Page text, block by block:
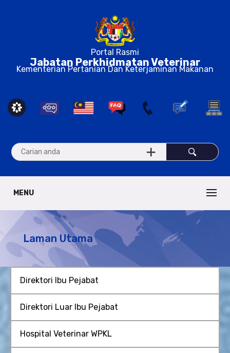
Portal Rasmi
Jabatan Perkhidmatan Veterinar
Kementerian Pertanian Dan Keterjaminan Makanan
MENU
Laman Utama
Direktori Ibu Pejabat
Direktori Luar Ibu Pejabat
Hospital Veterinar WPKL